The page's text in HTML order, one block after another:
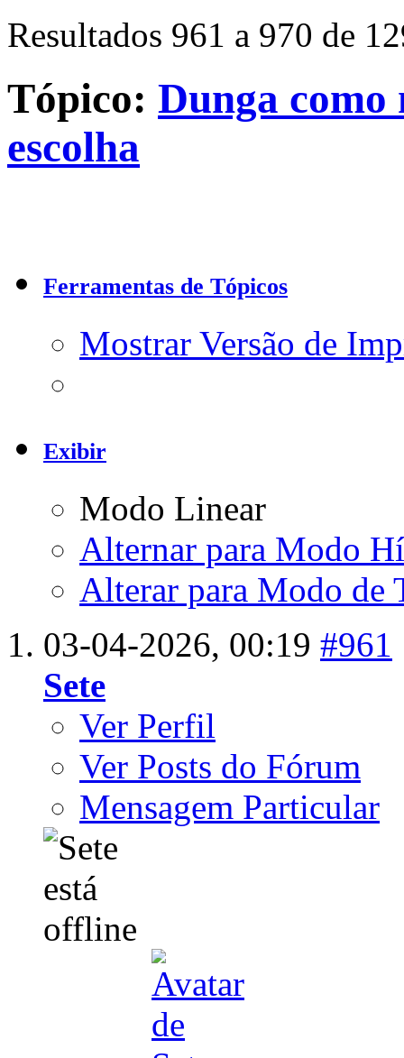
Resultados 961 a 970 de
Tópico: Dunga como
escolha
Ferramentas de Tópicos
Mostrar Versão de
Exibir
Modo Linear
Alternar para Modo
Alterar para Modo de
03-04-2026, 00:19 #961
Sete
Ver Perfil
Ver Posts do Fórum
Mensagem Particular